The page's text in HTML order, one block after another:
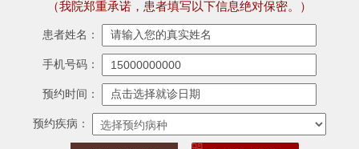
（我院郑重承诺，患者填写以下信息绝对保密。）
患者姓名：
手机号码：
预约时间：
预约疾病：